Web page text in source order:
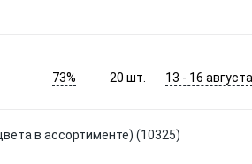
73% 20 шт. 13 - 16 августа
в ассортименте) (10325)